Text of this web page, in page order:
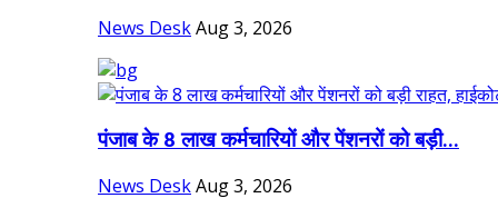
News DeskAug 3, 2026
पंजाब के 8 लाख कर्मचारियों और पेंशनरों को बड़ी...
News DeskAug 3, 2026